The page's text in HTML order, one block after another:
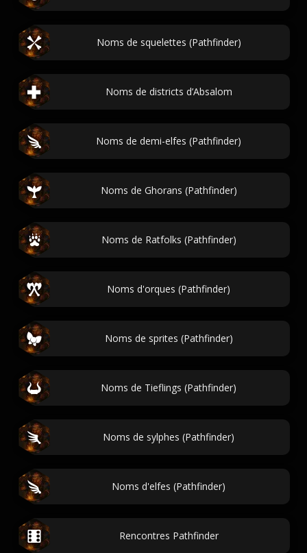
Noms de squelettes (Pathfinder)
Noms de districts d’Absalom
Noms de demi-elfes (Pathfinder)
Noms de Ghorans (Pathfinder)
Noms de Ratfolks (Pathfinder)
Noms d'orques (Pathfinder)
Noms de sprites (Pathfinder)
Noms de Tieflings (Pathfinder)
Noms de sylphes (Pathfinder)
Noms d'elfes (Pathfinder)
Rencontres Pathfinder